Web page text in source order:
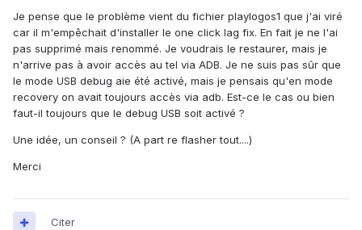
Je pense que le problème vient du fichier playlogos1 que j'ai viré
car il m'empêchait d'installer le one click lag fix. En fait je ne l'ai
pas supprimé mais renommé. Je voudrais le restaurer, mais je
n'arrive pas à avoir accès au tel via ADB. Je ne suis pas sûr que
le mode USB debug aie été activé, mais je pensais qu'en mode
recovery on avait toujours accès via adb. Est-ce le cas ou bien
faut-il toujours que le debug USB soit activé ?
Une idée, un conseil ? (A part re flasher tout....)
Merci
Citer